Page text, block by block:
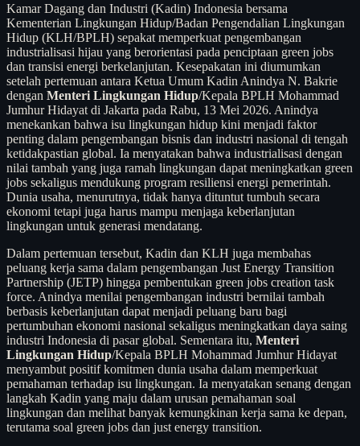
Kamar Dagang dan Industri (Kadin) Indonesia bersama
Kementerian Lingkungan Hidup/Badan Pengendalian Lingkungan
Hidup (KLH/BPLH) sepakat memperkuat pengembangan
industrialisasi hijau yang berorientasi pada penciptaan green jobs
dan transisi energi berkelanjutan. Kesepakatan ini diumumkan
setelah pertemuan antara Ketua Umum Kadin Anindya N. Bakrie
dengan Menteri Lingkungan Hidup/Kepala BPLH Mohammad
Jumhur Hidayat di Jakarta pada Rabu, 13 Mei 2026. Anindya
menekankan bahwa isu lingkungan hidup kini menjadi faktor
penting dalam pengembangan bisnis dan industri nasional di tengah
ketidakpastian global. Ia menyatakan bahwa industrialisasi dengan
nilai tambah yang juga ramah lingkungan dapat meningkatkan green
jobs sekaligus mendukung program resiliensi energi pemerintah.
Dunia usaha, menurutnya, tidak hanya dituntut tumbuh secara
ekonomi tetapi juga harus mampu menjaga keberlanjutan
lingkungan untuk generasi mendatang.
Dalam pertemuan tersebut, Kadin dan KLH juga membahas
peluang kerja sama dalam pengembangan Just Energy Transition
Partnership (JETP) hingga pembentukan green jobs creation task
force. Anindya menilai pengembangan industri bernilai tambah
berbasis keberlanjutan dapat menjadi peluang baru bagi
pertumbuhan ekonomi nasional sekaligus meningkatkan daya saing
industri Indonesia di pasar global. Sementara itu, Menteri
Lingkungan Hidup/Kepala BPLH Mohammad Jumhur Hidayat
menyambut positif komitmen dunia usaha dalam memperkuat
pemahaman terhadap isu lingkungan. Ia menyatakan senang dengan
langkah Kadin yang maju dalam urusan pemahaman soal
lingkungan dan melihat banyak kemungkinan kerja sama ke depan,
terutama soal green jobs dan just energy transition.